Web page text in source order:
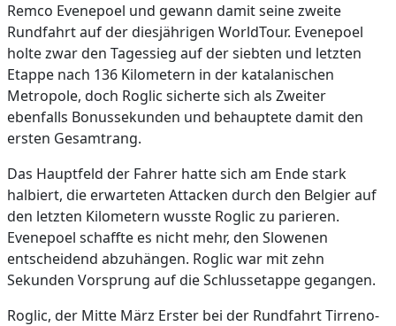
Remco Evenepoel und gewann damit seine zweite
Rundfahrt auf der diesjährigen WorldTour. Evenepoel
holte zwar den Tagessieg auf der siebten und letzten
Etappe nach 136 Kilometern in der katalanischen
Metropole, doch Roglic sicherte sich als Zweiter
ebenfalls Bonussekunden und behauptete damit den
ersten Gesamtrang.
Das Hauptfeld der Fahrer hatte sich am Ende stark
halbiert, die erwarteten Attacken durch den Belgier auf
den letzten Kilometern wusste Roglic zu parieren.
Evenepoel schaffte es nicht mehr, den Slowenen
entscheidend abzuhängen. Roglic war mit zehn
Sekunden Vorsprung auf die Schlussetappe gegangen.
Roglic, der Mitte März Erster bei der Rundfahrt Tirreno-